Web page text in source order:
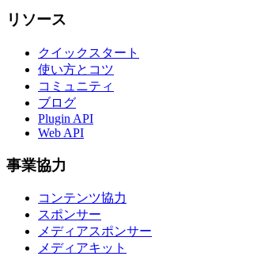
リソース
クイックスタート
使い方とコツ
コミュニティ
ブログ
Plugin API
Web API
事業協力
コンテンツ協力
スポンサー
メディアスポンサー
メディアキット